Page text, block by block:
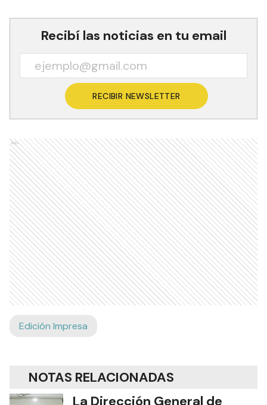
Recibí las noticias en tu email
RECIBIR NEWSLETTER
Ads
Edición Impresa
NOTAS RELACIONADAS
La Dirección General de